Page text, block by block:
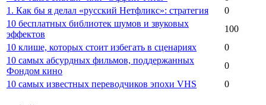
1. Как бы я делал «русский Нетфликс»: стратегия
0
10 бесплатных библиотек шумов и звуковых
эффектов
100
10 клише, которых стоит избегать в сценариях
0
10 самых абсурдных фильмов, поддержанных
Фондом кино
0
10 самых известных переводчиков эпохи VHS
0